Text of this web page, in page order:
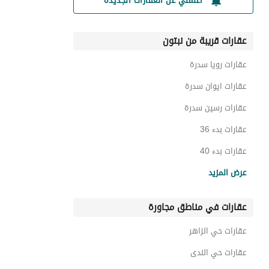
عقارات قريبة من نبتون
عقارات رويا سدرة
عقارات ايوان سدرة
عقارات رسين سدرة
عقارات بدء 36
عقارات بدء 40
عقارات برج داماك من باراماونت ريزيدنس رياض
عقارات برج عنان فيو السكني
عقارات أتر ريزدنس 06
عرض المزيد
عقارات في مناطق مجاورة
عقارات حي الزاهر
عقارات حي الندى